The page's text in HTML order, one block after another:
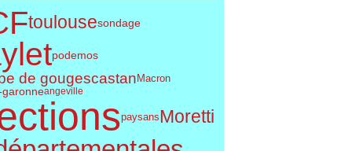
toulousesondage
podemos
de gougescastan Macron
angeville
paysansMoretti